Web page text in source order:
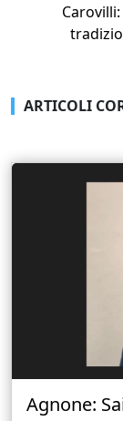
ARTICOLI
Agnone: